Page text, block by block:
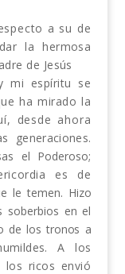
a su de­
la hermosa
de Jesús
mi espíritu se
ha mirado la
desde ahora
generaciones.
el Poderoso;
es de
le temen. Hizo
soberbios en el
de los tronos a
A los
los ricos envió